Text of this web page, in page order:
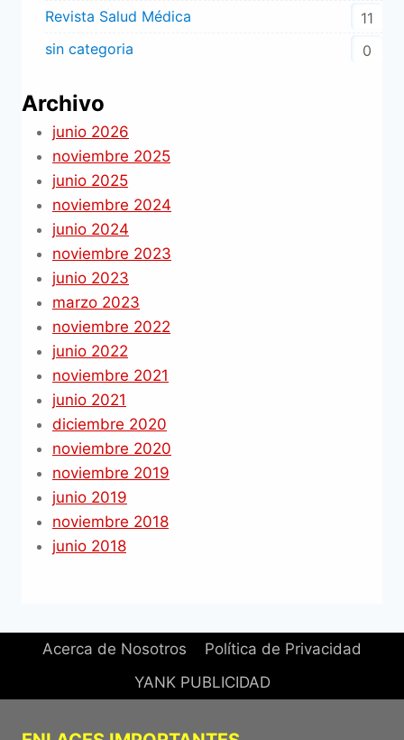
Revista Salud Médica
11
sin categoria
0
Archivo
junio 2026
noviembre 2025
junio 2025
noviembre 2024
junio 2024
noviembre 2023
junio 2023
marzo 2023
noviembre 2022
junio 2022
noviembre 2021
junio 2021
diciembre 2020
noviembre 2020
noviembre 2019
junio 2019
noviembre 2018
junio 2018
Acerca de Nosotros
Política de Privacidad
YANK PUBLICIDAD